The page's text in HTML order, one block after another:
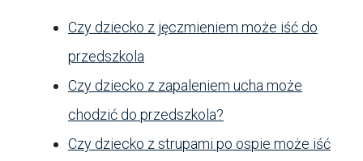
Czy dziecko z jęczmieniem może iść do
przedszkola
Czy dziecko z zapaleniem ucha może
chodzić do przedszkola?
Czy dziecko z strupami po ospie może iść